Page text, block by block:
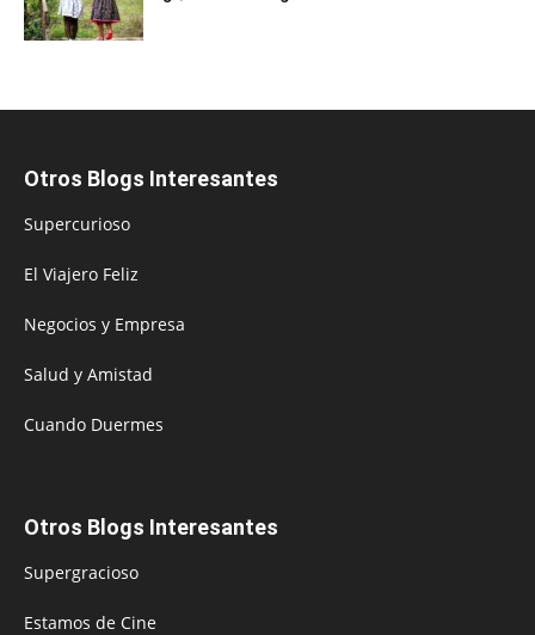
Otros Blogs Interesantes
Supercurioso
El Viajero Feliz
Negocios y Empresa
Salud y Amistad
Cuando Duermes
Otros Blogs Interesantes
Supergracioso
Estamos de Cine